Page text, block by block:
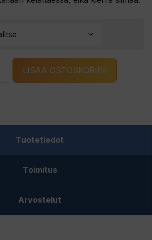
Bete
LISÄÄ OSTOSKORIIN
Tuotetiedot
Toimitus
Arvostelut